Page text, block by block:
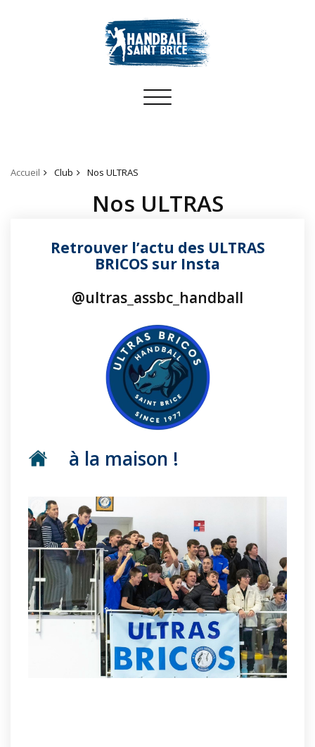
Toggle
Accueil Club Nos ULTRAS
Nos ULTRAS
Retrouver l’actu des ULTRAS
BRICOS sur Insta
@ultras_assbc_handball
à la maison !